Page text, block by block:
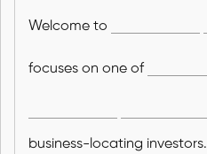
Welcome to
focuses on one of
business-locating investors.